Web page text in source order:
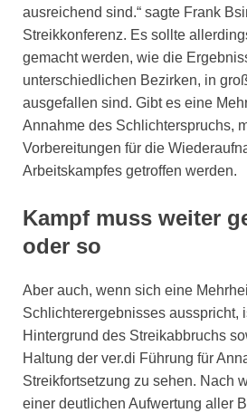
ausreichend sind.“ sagte Frank
Streikkonferenz. Es sollte
gemacht werden, wie die
unterschiedlichen Bezirken, in
ausgefallen sind. Gibt es eine
Annahme des Schlichterspruchs,
Vorbereitungen für die
Arbeitskampfes getroffen werden.
Kampf muss weiter
oder so
Aber auch, wenn sich eine
Schlichterergebnisses ausspricht,
Hintergrund des Streikabbruchs
Haltung der ver.di Führung für
Streikfortsetzung zu sehen. Nach
einer deutlichen Aufwertung aller